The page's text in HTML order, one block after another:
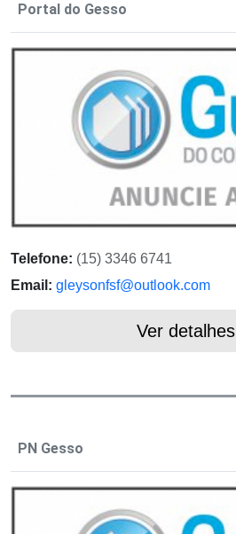
Portal do Gesso
Telefone: (15) 3346 6741
Email: gleysonfsf@outlook.com
Ver detalhes
PN Gesso